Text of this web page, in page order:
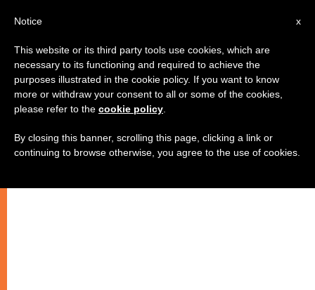
x
Notice
This website or its third party tools use cookies, which are
necessary to its functioning and required to achieve the
purposes illustrated in the cookie policy. If you want to know
more or withdraw your consent to all or some of the cookies,
please refer to the cookie policy
By closing this banner, scrolling this page, clicking a link or
continuing to browse otherwise, you agree to the use of cookies.